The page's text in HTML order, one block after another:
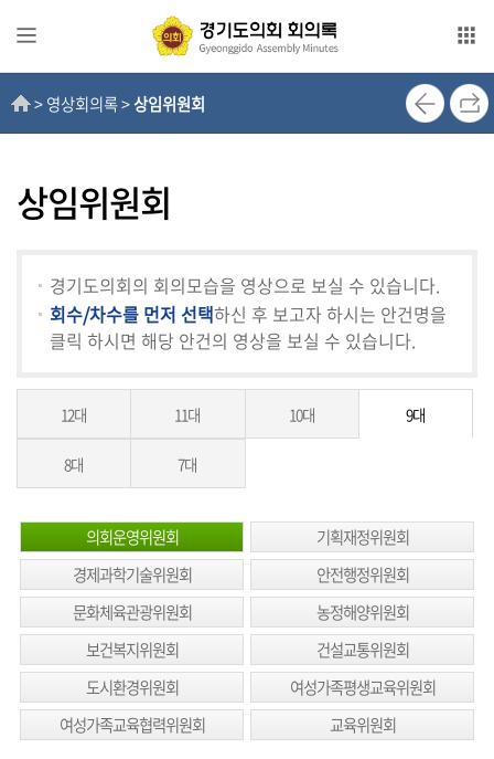
본문으로 바로가기
메인메뉴 바로가기
전
자
의
록
상
회
송
방
송
정
> 영상회의록 >상임위원회
상임위원회
경기도의회의 회의모습을 영상으로 보실 수 있습니다.
회수/차수를 먼저 선택하신 후 보고자 하시는 안건명을
클릭 하시면 해당 안건의 영상을 보실 수 있습니다.
12대 11대 10대 9대
8대 7대
의회운영위원회
기획재정위원회
경제과학기술위원회
안전행정위원회
문화체육관광위원회
농정해양위원회
보건복지위원회
건설교통위원회
도시환경위원회
여성가족평생교육위원회
여성가족교육협력위원회
교육위원회